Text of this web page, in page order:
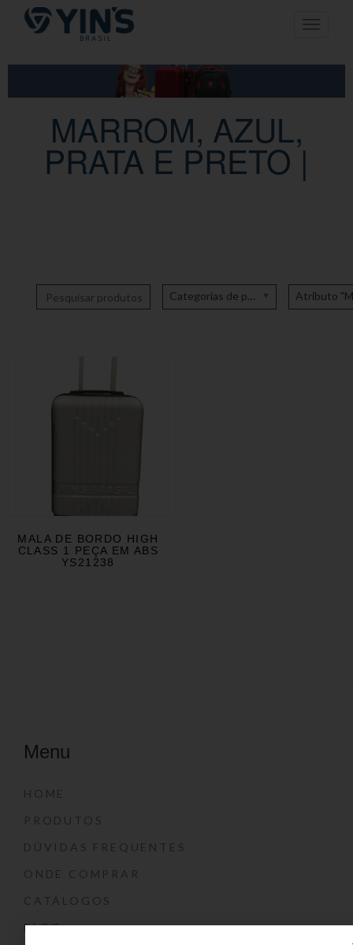
Pular
para
conteúdo
Toggle
MARROM, AZUL,
PRATA E PRETO |
Categorias de produto
MALA DE BORDO HIGH
CLASS 1 PEÇA EM ABS
YS21238
Menu
HOME
PRODUTOS
DÚVIDAS FREQUENTES
ONDE COMPRAR
CATÁLOGOS
BLOG